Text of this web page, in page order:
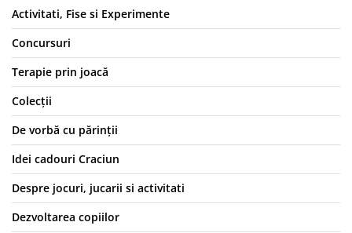
Activitati, Fise si Experimente
Concursuri
Terapie prin joacă
Colecții
De vorbă cu părinții
Idei cadouri Craciun
Despre jocuri, jucarii si activitati
Dezvoltarea copiilor